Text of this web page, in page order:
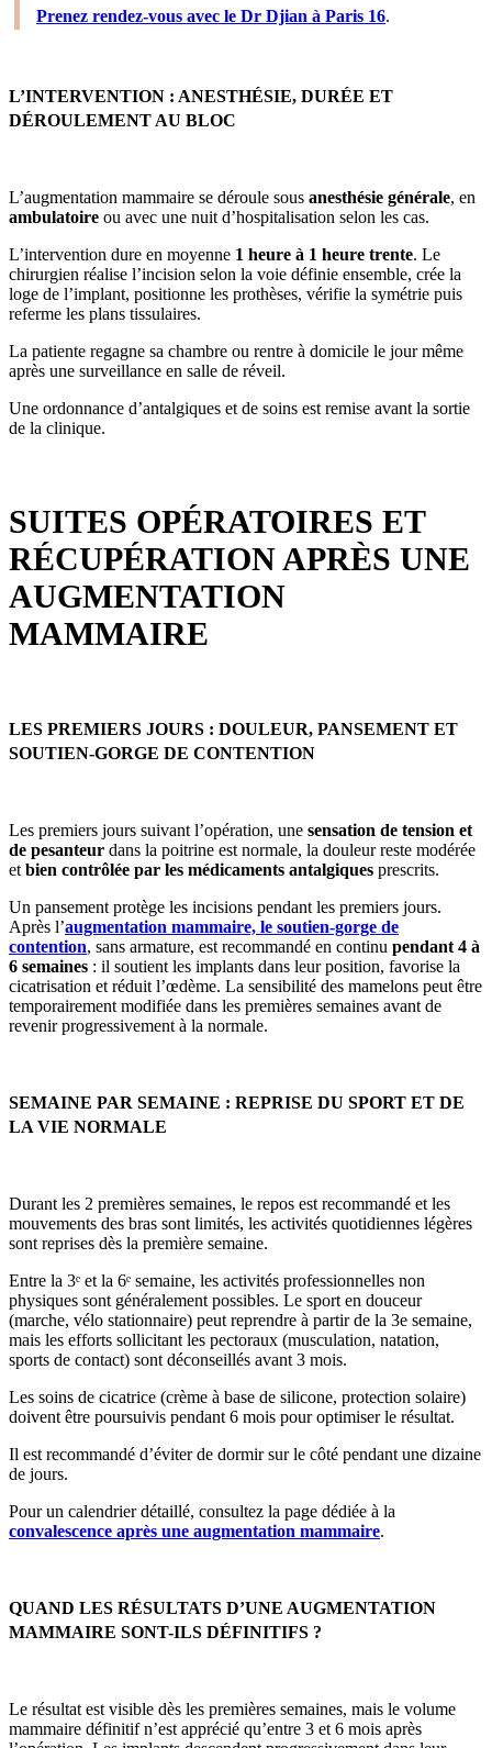
Prenez rendez-vous avec le Dr Djian à Paris 16.
L’INTERVENTION : ANESTHÉSIE, DURÉE ET
DÉROULEMENT AU BLOC
L’augmentation mammaire se déroule sous anesthésie générale, en
ambulatoire ou avec une nuit d’hospitalisation selon les cas.
L’intervention dure en moyenne 1 heure à 1 heure trente. Le
chirurgien réalise l’incision selon la voie définie ensemble, crée la
loge de l’implant, positionne les prothèses, vérifie la symétrie puis
referme les plans tissulaires.
La patiente regagne sa chambre ou rentre à domicile le jour même
après une surveillance en salle de réveil.
Une ordonnance d’antalgiques et de soins est remise avant la sortie
de la clinique.
SUITES OPÉRATOIRES ET
RÉCUPÉRATION APRÈS UNE
AUGMENTATION
MAMMAIRE
LES PREMIERS JOURS : DOULEUR, PANSEMENT ET
SOUTIEN-GORGE DE CONTENTION
Les premiers jours suivant l’opération, une sensation de tension et
de pesanteur dans la poitrine est normale, la douleur reste modérée
et bien contrôlée par les médicaments antalgiques prescrits.
Un pansement protège les incisions pendant les premiers jours.
Après l’augmentation mammaire, le soutien-gorge de
contention, sans armature, est recommandé en continu pendant 4 à
6 semaines : il soutient les implants dans leur position, favorise la
cicatrisation et réduit l’œdème. La sensibilité des mamelons peut être
temporairement modifiée dans les premières semaines avant de
revenir progressivement à la normale.
SEMAINE PAR SEMAINE : REPRISE DU SPORT ET DE
LA VIE NORMALE
Durant les 2 premières semaines, le repos est recommandé et les
mouvements des bras sont limités, les activités quotidiennes légères
sont reprises dès la première semaine.
Entre la 3ᵉ et la 6ᵉ semaine, les activités professionnelles non
physiques sont généralement possibles. Le sport en douceur
(marche, vélo stationnaire) peut reprendre à partir de la 3e semaine,
mais les efforts sollicitant les pectoraux (musculation, natation,
sports de contact) sont déconseillés avant 3 mois.
Les soins de cicatrice (crème à base de silicone, protection solaire)
doivent être poursuivis pendant 6 mois pour optimiser le résultat.
Il est recommandé d’éviter de dormir sur le côté pendant une dizaine
de jours.
Pour un calendrier détaillé, consultez la page dédiée à la
convalescence après une augmentation mammaire.
QUAND LES RÉSULTATS D’UNE AUGMENTATION
MAMMAIRE SONT-ILS DÉFINITIFS ?
Le résultat est visible dès les premières semaines, mais le volume
mammaire définitif n’est apprécié qu’entre 3 et 6 mois après